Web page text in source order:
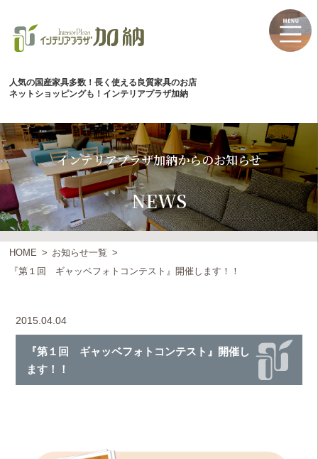
人気の国産家具多数！長く使える良質家具のお店
ネットショッピングも！インテリアプラザ加納
インテリアプラザ加納からのお知らせ
NEWS
HOME
お知らせ一覧
『第１回 ギャッベフォトコンテスト』開催します！！
2015.04.04
『第１回 ギャッベフォトコンテスト』開催し
ます！！